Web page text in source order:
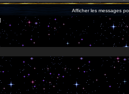
Afficher les messages